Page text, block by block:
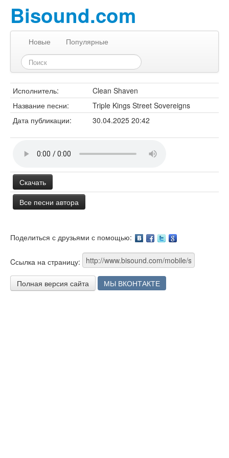
Bisound.com
Новые Популярные
Исполнитель:
Clean Shaven
Название песни:
Triple Kings Street Sovereigns
Дата публикации:
30.04.2025 20:42
Скачать
Все песни автора
Поделиться с друзьями с помощью:
Cсылка на страницу:
Полная версия сайта МЫ ВКОНТАКТЕ